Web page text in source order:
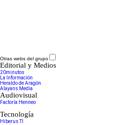
Otras webs del grupo
Editorial y Medios
20minutos
La Información
Heraldo de Aragón
Alayans Media
Audiovisual
Factoría Henneo
Tecnología
Hiberus TI